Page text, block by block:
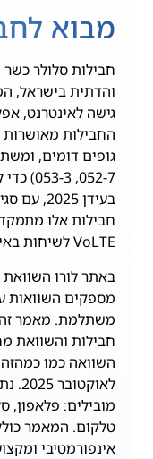
מבוא
חבילות סלולר
והדתית בישראל,
גישה לאינטרנט,
החבילות מאושרות
גופים דומים,
052-7,
VoLTE לשיחות באיכות גבוהה, ללא נתונים.
באתר לורו
מספקים השוואות
משתלמת. מאמר זה
חבילות והשוואת
השוואה כמו
מובילים: פלאפון,
אינפורמטיבי